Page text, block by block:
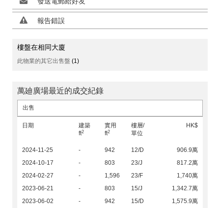
報告錯誤
樓盤在相同大廈
此物業的其它出售盤 (1)
萬廸廣場最近的成交紀錄
出售
日期
建築
ft2
實用
ft2
樓層/
單位
HK$
2024-11-25 - 942 12/D
906.9萬
2024-10-17
- 803 23/J
817.2萬
2024-02-27
- 1,596 23/F
1,740萬
2023-06-21
- 803 15/J
1,342.7萬
2023-06-02
- 942 15/D 1,575.9萬